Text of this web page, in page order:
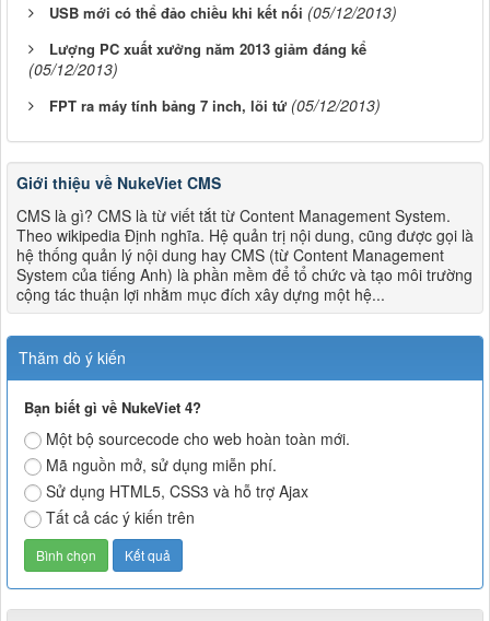
USB mới có thể đảo chiều khi kết nối (05/12/2013)
Lượng PC xuất xưởng năm 2013 giảm đáng kể
(05/12/2013)
FPT ra máy tính bảng 7 inch, lõi tứ (05/12/2013)
Giới thiệu về NukeViet CMS
CMS là gì? CMS là từ viết tắt từ Content Management System.
Theo wikipedia Định nghĩa. Hệ quản trị nội dung, cũng được gọi là
hệ thống quản lý nội dung hay CMS (từ Content Management
System của tiếng Anh) là phần mềm để tổ chức và tạo môi trường
cộng tác thuận lợi nhằm mục đích xây dựng một hệ...
Thăm dò ý kiến
Bạn biết gì về NukeViet 4?
Một bộ sourcecode cho web hoàn toàn mới.
Mã nguồn mở, sử dụng miễn phí.
Sử dụng HTML5, CSS3 và hỗ trợ Ajax
Tất cả các ý kiến trên